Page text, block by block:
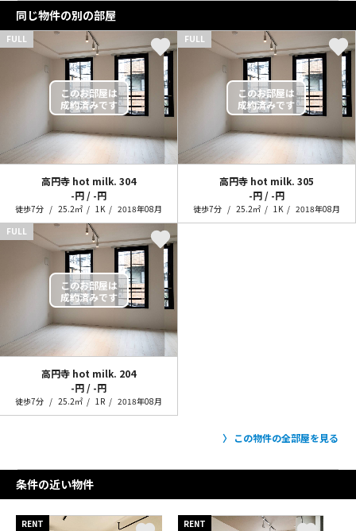
同じ物件の別の部屋
FULL
高円寺 hot milk. 304
-円 / -円
徒歩7分 25.2㎡ 1K 2018年08月
FULL
高円寺 hot milk. 305
-円 / -円
徒歩7分 25.2㎡ 1K
2018年08月
FULL
高円寺 hot milk. 204
-円 / -円
徒歩7分 25.2㎡ 1R 2018年08月
この物件の全部屋を見る
条件の近い物件
RENT RENT